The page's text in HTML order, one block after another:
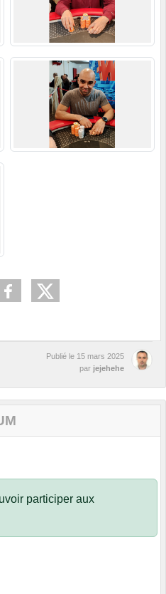
Publié le 15 mars 2025
par jejehehe
participer aux